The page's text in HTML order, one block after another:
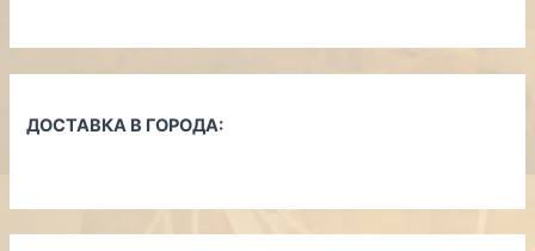
ДОСТАВКА В ГОРОДА: